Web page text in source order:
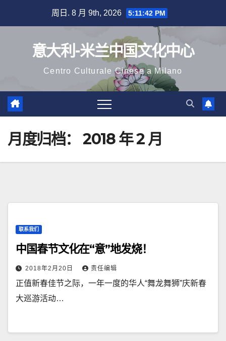
周日. 8 月 9th, 2026 5:11:43 PM
意大利-米兰中国文化中心
Centro Culturale Cinese a Milano
月度归档： 2018 年 2 月
联系我们
中国春节文化在“意”地发烧！
2018年2月20日 责任编辑
正值新春佳节之际，一年一度的华人“舞龙舞狮”庆新春
大巡游活动…